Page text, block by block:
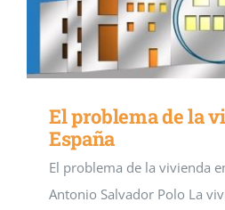
El problema de la
España
El problema de la vivienda
Antonio Salvador Polo La